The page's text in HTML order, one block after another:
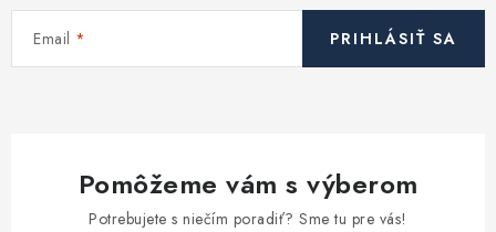
i
p
Email PRIHLÁSIŤ SA
Pomôžeme vám s výberom
Potrebujete s niečím poradiť? Sme tu pre vás!